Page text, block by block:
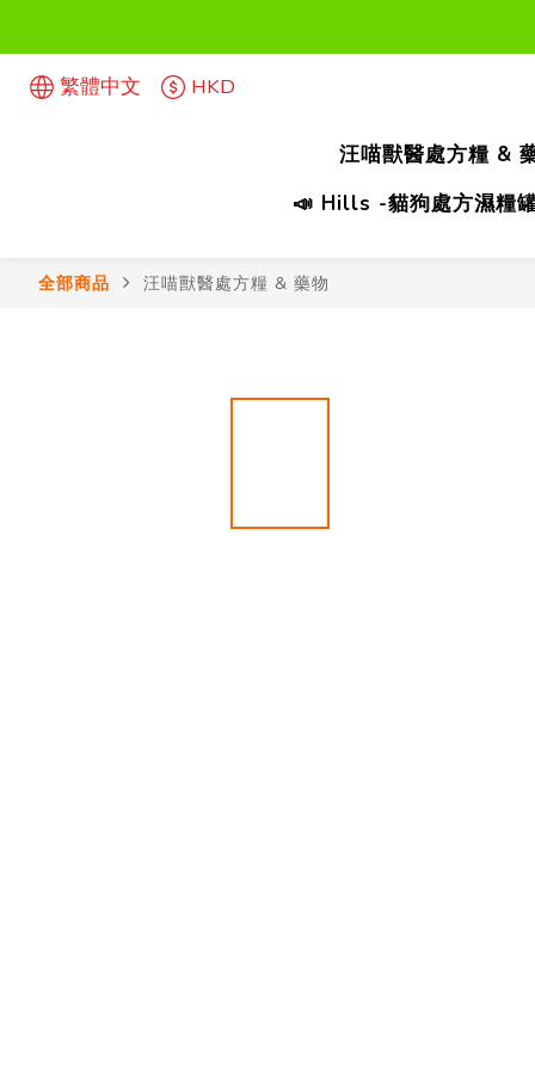
繁體中文 HKD
汪喵獸醫處方糧 &
📣 Hills -貓狗處方濕糧
全部商品 汪喵獸醫處方糧 & 藥物